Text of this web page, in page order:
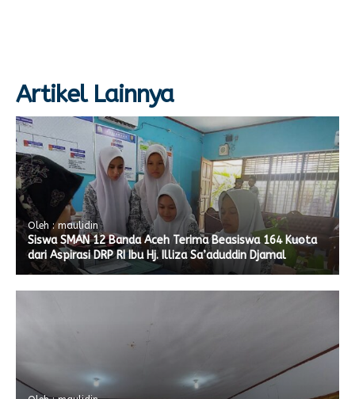
Artikel Lainnya
Oleh : maulidin
Siswa SMAN 12 Banda Aceh Terima Beasiswa 164 Kuota
dari Aspirasi DRP RI Ibu Hj. Illiza Sa’aduddin Djamal